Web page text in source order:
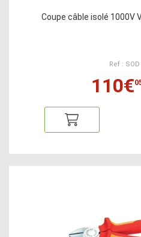
Coupe câble isolé 1000V
Ref :
110€